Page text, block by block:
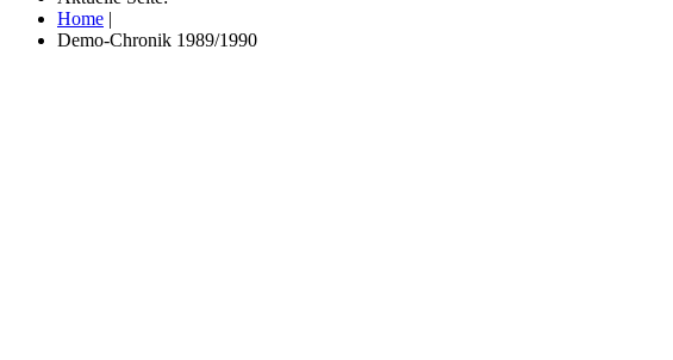
Home |
Demo-Chronik 1989/1990